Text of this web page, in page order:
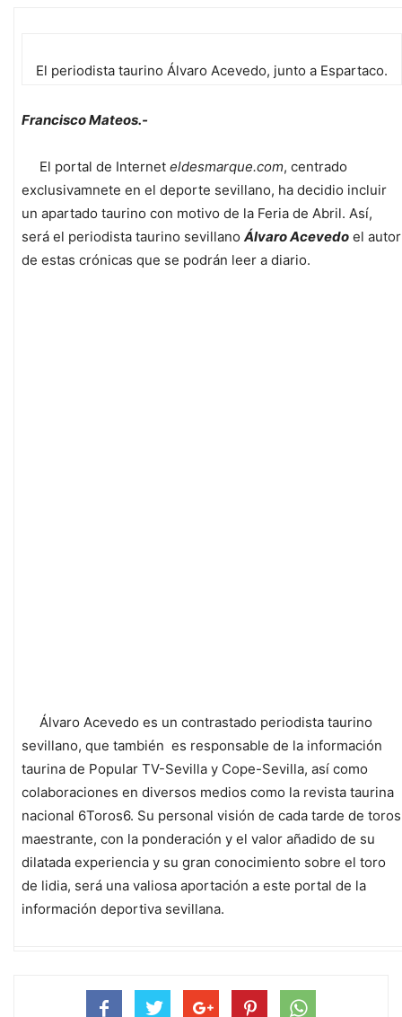
El periodista taurino Álvaro Acevedo, junto a Espartaco.
Francisco Mateos.-
El portal de Internet eldesmarque.com, centrado
exclusivamnete en el deporte sevillano, ha decidio incluir
un apartado taurino con motivo de la Feria de Abril. Así,
será el periodista taurino sevillano Álvaro Acevedo el autor
de estas crónicas que se podrán leer a diario.
Álvaro Acevedo es un contrastado periodista taurino
sevillano, que también es responsable de la información
taurina de Popular TV-Sevilla y Cope-Sevilla, así como
colaboraciones en diversos medios como la revista taurina
nacional 6Toros6. Su personal visión de cada tarde de toros
maestrante, con la ponderación y el valor añadido de su
dilatada experiencia y su gran conocimiento sobre el toro
de lidia, será una valiosa aportación a este portal de la
información deportiva sevillana.